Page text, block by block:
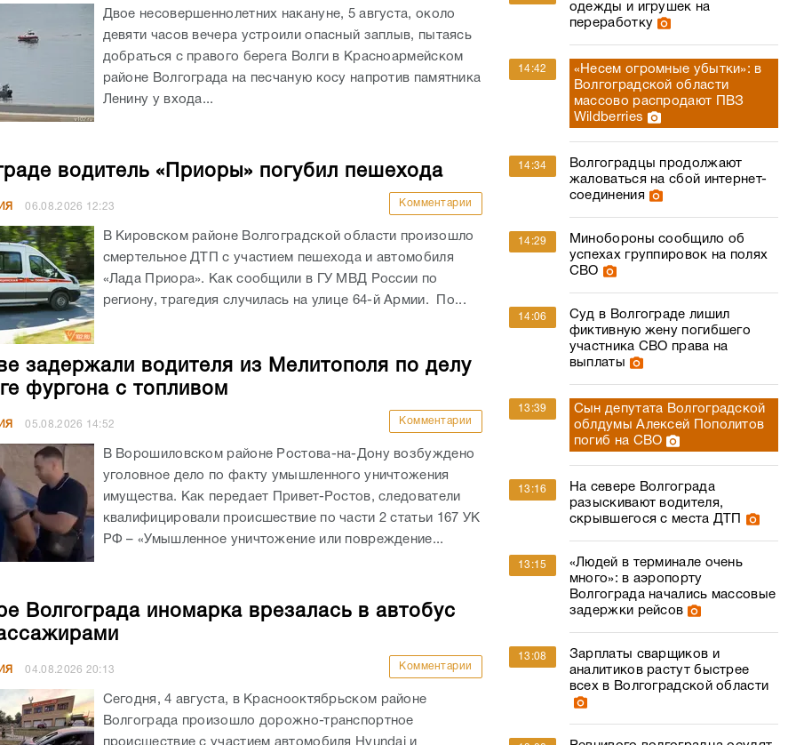
Двое несовершеннолетних накануне, 5 августа, около
девяти часов вечера устроили опасный заплыв, пытаясь
добраться с правого берега Волги в Красноармейском
районе Волгограда на песчаную косу напротив памятника
Ленину у входа...
водитель «Приоры» погубил пешехода
06.08.2026 12:23 Комментарии
В Кировском районе Волгоградской области произошло
смертельное ДТП с участием пешехода и автомобиля
«Лада Приора». Как сообщили в ГУ МВД России по
региону, трагедия случилась на улице 64-й Армии. По...
задержали водителя из Мелитополя по делу
фургона с топливом
05.08.2026 14:52 Комментарии
В Ворошиловском районе Ростова-на-Дону возбуждено
уголовное дело по факту умышленного уничтожения
имущества. Как передает Привет-Ростов, следователи
квалифицировали происшествие по части 2 статьи 167 УК
РФ – «Умышленное уничтожение или повреждение...
Волгограда иномарка врезалась в автобус
04.08.2026 20:13 Комментарии
Сегодня, 4 августа, в Краснооктябрьском районе
Волгограда произошло дорожно-транспортное
одежды и игрушек на
переработку
14:42
«Несем огромные убытки»: в
Волгоградской области
массово распродают ПВЗ
Wildberries
14:34
Волгоградцы продолжают
жаловаться на сбой интернет-
соединения
14:29
Минобороны сообщило об
успехах группировок на полях
СВО
14:06
Суд в Волгограде лишил
фиктивную жену погибшего
участника СВО права на
выплаты
13:39
Сын депутата Волгоградской
облдумы Алексей Пополитов
погиб на СВО
13:16
На севере Волгограда
разыскивают водителя,
скрывшегося с места ДТП
13:15
«Людей в терминале очень
много»: в аэропорту
Волгограда начались массовые
задержки рейсов
13:08
Зарплаты сварщиков и
аналитиков растут быстрее
всех в Волгоградской области